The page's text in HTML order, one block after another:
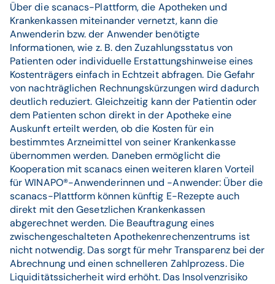
Über die scanacs-Plattform, die Apotheken und
Krankenkassen miteinander vernetzt, kann die
Anwenderin bzw. der Anwender benötigte
Informationen, wie z. B. den Zuzahlungsstatus von
Patienten oder individuelle Erstattungshinweise eines
Kostenträgers einfach in Echtzeit abfragen. Die Gefahr
von nachträglichen Rechnungskürzungen wird dadurch
deutlich reduziert. Gleichzeitig kann der Patientin oder
dem Patienten schon direkt in der Apotheke eine
Auskunft erteilt werden, ob die Kosten für ein
bestimmtes Arzneimittel von seiner Krankenkasse
übernommen werden. Daneben ermöglicht die
Kooperation mit scanacs einen weiteren klaren Vorteil
für WINAPO®-Anwenderinnen und -Anwender: Über die
scanacs-Plattform können künftig E-Rezepte auch
direkt mit den Gesetzlichen Krankenkassen
abgerechnet werden. Die Beauftragung eines
zwischengeschalteten Apothekenrechenzentrums ist
nicht notwendig. Das sorgt für mehr Transparenz bei der
Abrechnung und einen schnelleren Zahlprozess. Die
Liquiditätssicherheit wird erhöht. Das Insolvenzrisiko